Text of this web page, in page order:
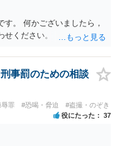
。 何かございましたら，
ください。
事罰のための相談
罪 #恐喝・脅迫 #盗撮・のぞき
役にたった 37